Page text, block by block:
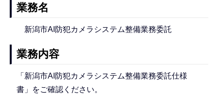
業務名
新潟市AI防犯カメラシステム整備業務委託
業務内容
「新潟市AI防犯カメラシステム整備業務委託仕様
書」をご確認ください。